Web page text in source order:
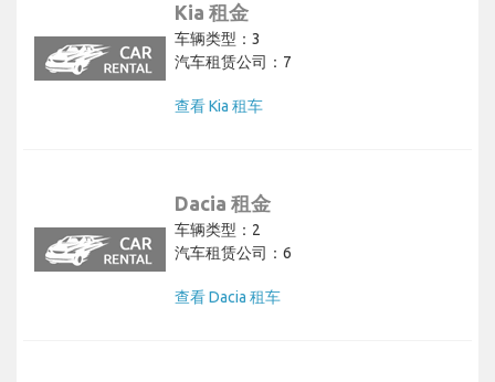
Kia 租金
车辆类型：3
汽车租赁公司：7
查看 Kia 租车
Dacia 租金
车辆类型：2
汽车租赁公司：6
查看 Dacia 租车